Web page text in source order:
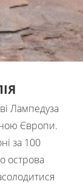
Лампедуза
Європи.
за 100
острова